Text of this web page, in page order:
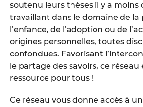
soutenu leurs thèses il y a moins
travaillant dans le domaine de la
l’enfance, de l’adoption ou de
origines personnelles, toutes
confondues. Favorisant
le partage des savoirs, ce réseau
ressource pour tous !
Ce réseau vous donne accès à